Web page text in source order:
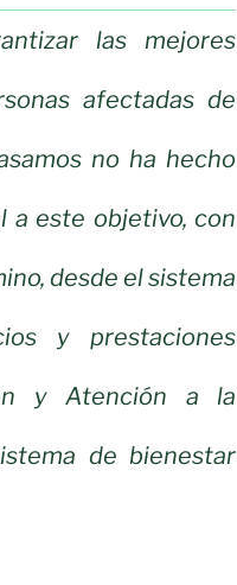
las mejores
afectadas de
no ha hecho
a este objetivo, con
desde el sistema
y prestaciones
y Atención a la
de bienestar